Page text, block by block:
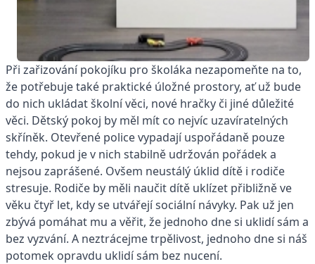
Při zařizování pokojíku pro školáka nezapomeňte na to,
že potřebuje také praktické úložné prostory, ať už bude
do nich ukládat školní věci, nové hračky či jiné důležité
věci. Dětský pokoj by měl mít co nejvíc uzavíratelných
skříněk. Otevřené police vypadají uspořádaně pouze
tehdy, pokud je v nich stabilně udržován pořádek a
nejsou zaprášené. Ovšem neustálý úklid dítě i rodiče
stresuje. Rodiče by měli naučit dítě uklízet přibližně ve
věku čtyř let, kdy se utvářejí sociální návyky. Pak už jen
zbývá pomáhat mu a věřit, že jednoho dne si uklidí sám a
bez vyzvání. A neztrácejme trpělivost, jednoho dne si náš
potomek opravdu uklidí sám bez nucení.